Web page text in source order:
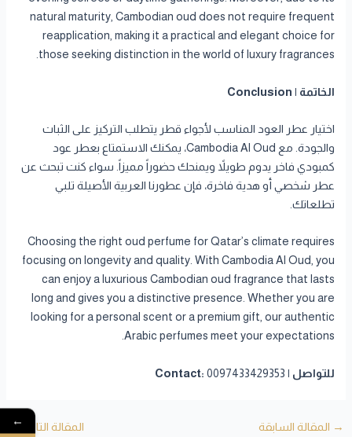
natural maturity, Cambodian oud does not require frequent
reapplication, making it a practical and elegant choice for
those seeking distinction in the world of luxury fragrances.
الخاتمة | Conclusion
اختيار عطر العود المناسب لأجواء قطر يتطلب التركيز على الثبات
والجودة. مع Cambodia Al Oud، يمكنك الاستمتاع بعطر عود
كمبودي فاخر يدوم طويلاً ويمنحك حضوراً مميزاً. سواء كنت تبحث عن
عطر شخصي أو هدية فاخرة، فإن عطورنا العربية الأصيلة تلبي
تطلعاتك.
Choosing the right oud perfume for Qatar’s climate requires
focusing on longevity and quality. With Cambodia Al Oud, you
can enjoy a luxurious Cambodian oud fragrance that lasts
long and gives you a distinctive presence. Whether you are
looking for a personal scent or a premium gift, our authentic
Arabic perfumes meet your expectations.
للتواصل | Contact: 0097433429353
→ المقالة السابقة المقالة التالية←
←